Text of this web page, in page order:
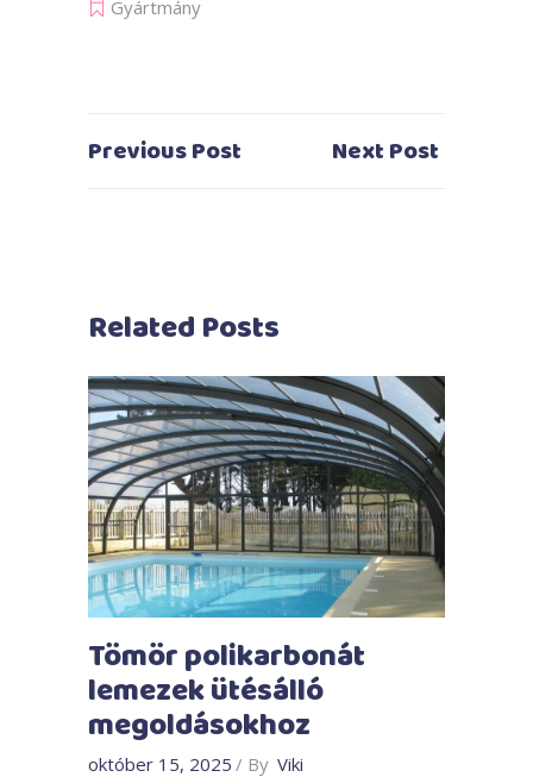
Gyártmány
Previous Post Next Post
Related Posts
Tömör polikarbonát
lemezek ütésálló
megoldásokhoz
október 15, 2025 By Viki